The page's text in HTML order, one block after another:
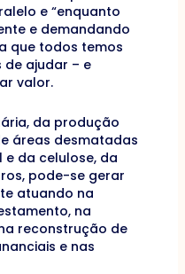
e “enquanto
e demandando
que todos temos
ajudar – e
valor.
da produção
áreas desmatadas
da celulose, da
pode-se gerar
atuando na
na
reconstrução de
e nas